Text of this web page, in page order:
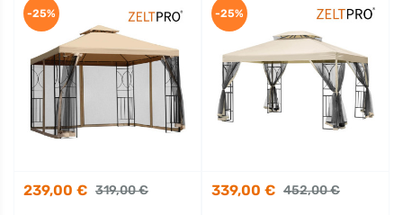
239,00 € 319,00 €
-25%
339,00 € 452,00 €
-25%